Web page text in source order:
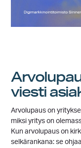
viesti
Arvolupaus on
miksi yritys on
Kun arvolupaus on
selkärankana: se